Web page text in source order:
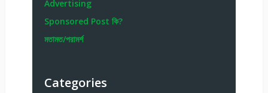
Advertising
Sponsored Post কি?
মতামত/পরামর্শ
Categories